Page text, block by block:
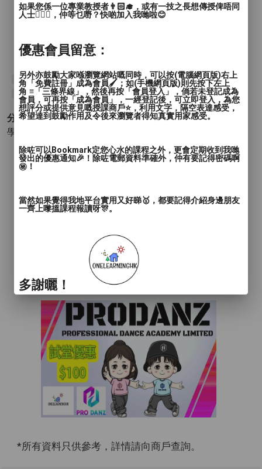
#香港珠心算專業教育協會 #珠心算 #紅磡 #紅磡廣場 #興趣班 #教育
#黃埔 #土瓜灣 #何文田 #數學
分類 :
學術 - 基礎教育
*所有資料只供參考，詳情請向商戶查詢。
如果您係一位專業教授者👨🏻‍🎓，或有一技之長想傳授俾唔同
人士🙋🏻‍♂️，仲等乜嘢？快啲加入我哋啦😊
優惠會員留意：
另外亦鼓勵大家喺瀏覽網站嘅同時，可以按(電腦網頁版)右上
角「免費註冊」成為會員🖌️；如(手機網頁版)則先按下左上
角 ≡「三條界線」，然後再按「會員登入」，倘若未登記成為
會員，可再按「成為會員」，一經登記後，可立即登入，為您
想評分或提供意見嘅授課商戶⭐️，利用文字，隔空表達感受，
希望達到鼓勵作用及令後來瀏覽者得知真實用家感受。
除咗可以Bookmark定您心水的課程之外，更會定期收到我哋
發出的優惠通知🎉！除咗電郵資料準確外，仲有要記得密碼啊
㊙️！
當然如果覺得我地平台實用又好睇🥇，都要記得介紹身邊朋友
一齊上嚟搵課程報讀呀🎊。
多謝曬！